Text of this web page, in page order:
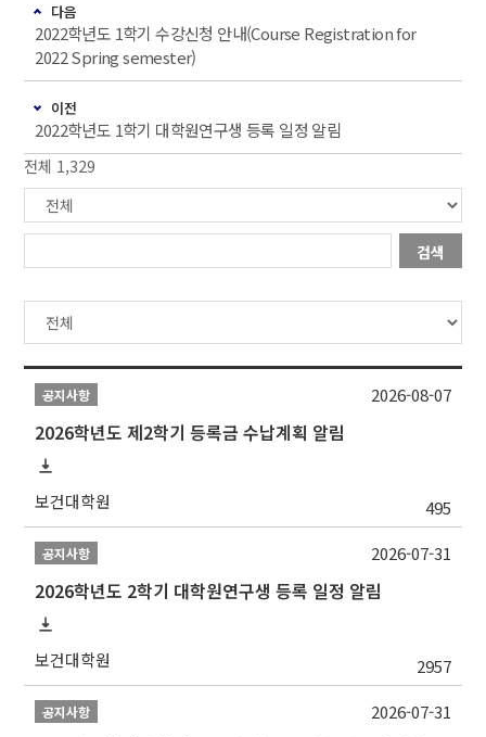
다음
2022학년도 1학기 수강신청 안내(Course Registration for
2022 Spring semester)
이전
2022학년도 1학기 대학원연구생 등록 일정 알림
전체 1,329
검색
공지사항
2026학년도 제2학기 등록금 수납계획 알림
보건대학원 495
2026-08-07
공지사항
2026학년도 2학기 대학원연구생 등록 일정 알림
보건대학원 2957
2026-07-31
공지사항 2026-07-31